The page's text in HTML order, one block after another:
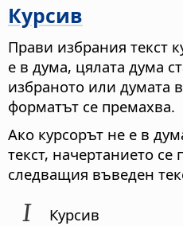
Курсив
Прави избрания текст
е в дума, цялата дума
избраното или думата
форматът се премахва.
Ако курсорът не е в
текст, начертанието се
следващия въведен
Курсив